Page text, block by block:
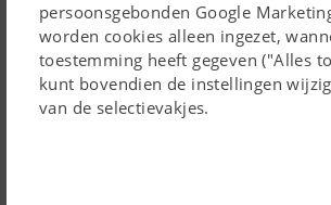
persoonsgebonden Google
worden cookies alleen ingezet,
toestemming heeft gegeven ("Alles
kunt bovendien de instellingen
van de selectievakjes.